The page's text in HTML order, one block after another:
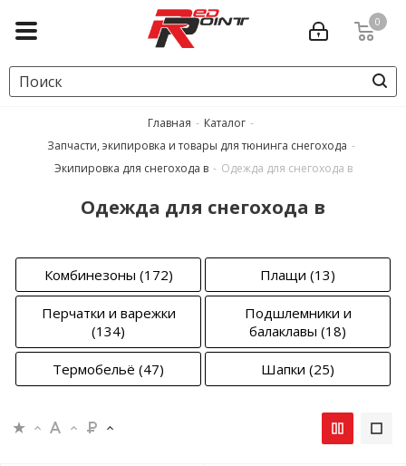
0
Главная - Каталог -
Запчасти, экипировка и товары для тюнинга снегохода -
Экипировка для снегохода в - Одежда для снегохода в
Одежда для снегохода в
Комбинезоны (172) Плащи (13)
Перчатки и варежки
(134)
Подшлемники и
балаклавы (18)
Термобельё (47) Шапки (25)